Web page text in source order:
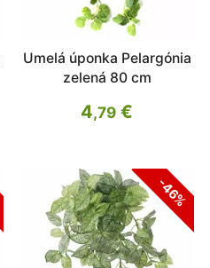
Umelá úponka Pelargónia
zelená 80 cm
4,79 €
-46%